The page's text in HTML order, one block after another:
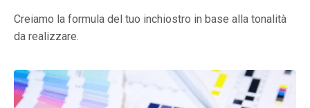
Creiamo la formula del tuo inchiostro in base alla tonalità
da realizzare.